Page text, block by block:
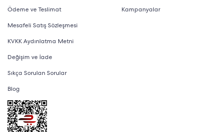
Ödeme ve Teslimat
Mesafeli Satış Sözleşmesi
KVKK Aydınlatma Metni
Değişim ve İade
Sıkça Sorulan Sorular
Blog
Kampanyalar